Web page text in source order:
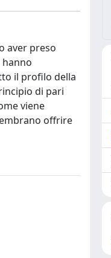
aver preso
hanno
il profilo della
di pari
viene
offrire